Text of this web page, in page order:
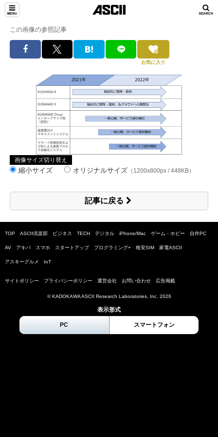
この画像の参照記事
お気に入り
画像サイズ切り替え
縮小サイズ オリジナルサイズ （1200x800px / 448KB）
記事に戻る
TOP ASCII倶楽部 ビジネス TECH デジタル iPhone/Mac ゲーム・ホビー 自作PC
AV アキバ スマホ スタートアップ プログラミング+ 格安SIM 家電ASCII
アスキーグルメ IoT
サイトポリシー プライバシーポリシー 運営会社 お問い合わせ 広告掲載
© KADOKAWA ASCII Research Laboratories, Inc. 2026
表示形式
PC スマートフォン